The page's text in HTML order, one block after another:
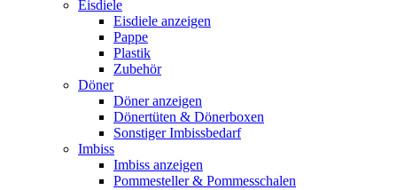
Eisdiele
Eisdiele anzeigen
Pappe
Plastik
Zubehör
Döner
Döner anzeigen
Dönertüten & Dönerboxen
Sonstiger Imbissbedarf
Imbiss
Imbiss anzeigen
Pommesteller & Pommesschalen